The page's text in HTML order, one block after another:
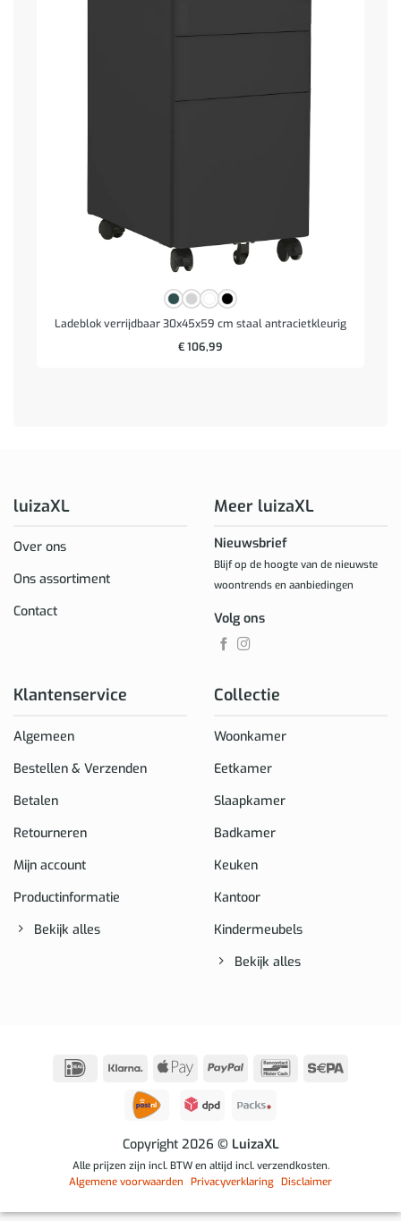
Ladeblok verrijdbaar 30x45x59 cm staal antracietkleurig
€106,99
luizaXL
Over ons
Ons assortiment
Contact
Klantenservice
Algemeen
Bestellen & Verzenden
Betalen
Retourneren
Mijn account
Productinformatie
Bekijk alles
Collectie
Woonkamer
Eetkamer
Slaapkamer
Badkamer
Keuken
Kantoor
Kindermeubels
Bekijk alles
Meer luizaXL
Nieuwsbrief
Blijf op de hoogte van de nieuwste
woontrends en aanbiedingen
Volg ons
IDeal Klarna
Apple
PayPal Bancontact
Copyright 2026 © LuizaXL
Alle prijzen zijn incl. BTW en altijd incl. verzendkosten.
Algemene voorwaarden Privacyverklaring Disclaimer